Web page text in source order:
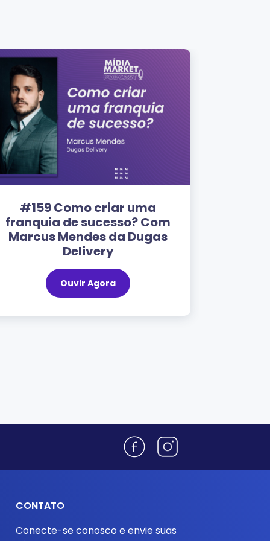
#159 Como criar uma
franquia de sucesso? Com
Marcus Mendes da Dugas
Delivery
Ouvir Agora
CONTATO
Conecte-se conosco e envie suas